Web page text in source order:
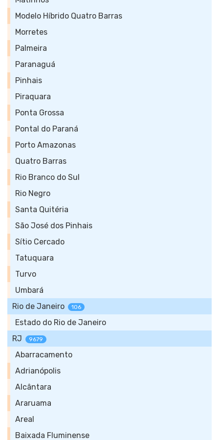
Modelo Híbrido Quatro Barras
Morretes
Palmeira
Paranaguá
Pinhais
Piraquara
Ponta Grossa
Pontal do Paraná
Porto Amazonas
Quatro Barras
Rio Branco do Sul
Rio Negro
Santa Quitéria
São José dos Pinhais
Sítio Cercado
Tatuquara
Turvo
Umbará
Rio de Janeiro
106
Estado do Rio de Janeiro
RJ
9679
Abarracamento
Adrianópolis
Alcântara
Araruama
Areal
Baixada Fluminense